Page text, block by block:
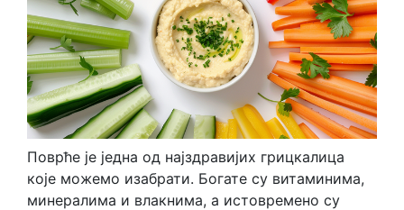
Поврће је једна од најздравијих грицкалица
које можемо изабрати. Богате су витаминима,
минералима и влакнима, а истовремено су